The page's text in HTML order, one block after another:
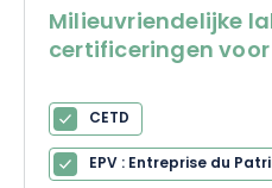
Milieuvriendelijke
certificeringen
CETD
EPV : Entreprise du